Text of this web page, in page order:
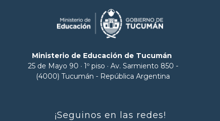
Ministerio de Educación de Tucumán
25 de Mayo 90 · 1º piso · Av. Sarmiento 850 -
(4000) Tucumán - República Argentina
¡Seguinos en las redes!